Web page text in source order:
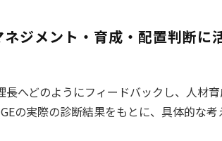
ジメント・育成・配置判断に
へどのようにフィードバックし、人材
の実際の診断結果をもとに、具体的な考